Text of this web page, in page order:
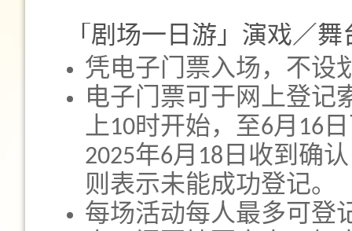
「剧场一日游」演戏／
凭电子门票入场，不设
电子门票可于网上登记
上10时开始，至6月16
2025年6月18日收到确
则表示未能成功登记。
每场活动每人最多可登